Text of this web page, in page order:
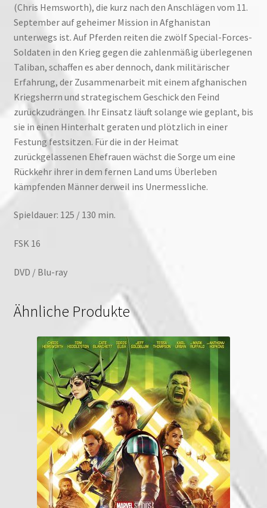
(Chris Hemsworth), die kurz nach den Anschlägen vom 11.
September auf geheimer Mission in Afghanistan
unterwegs ist. Auf Pferden reiten die zwölf Special-Forces-
Soldaten in den Krieg gegen die zahlenmäßig überlegenen
Taliban, schaffen es aber dennoch, dank militärischer
Erfahrung, der Zusammenarbeit mit einem afghanischen
Kriegsherrn und strategischem Geschick den Feind
zurückzudrängen. Ihr Einsatz läuft solange wie geplant, bis
sie in einen Hinterhalt geraten und plötzlich in einer
Festung festsitzen. Für die in der Heimat
zurückgelassenen Ehefrauen wächst die Sorge um eine
Rückkehr ihrer in dem fernen Land ums Überleben
kämpfenden Männer derweil ins Unermessliche.
Spieldauer: 125 / 130 min.
FSK 16
DVD / Blu-ray
Ähnliche Produkte